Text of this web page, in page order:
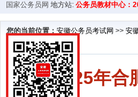
安徽公务员行测试题 在线咨询
国家公务员网 地方站: 公务员教材中心：
您的当前位置： 安徽公务员考试网 >> 安
2025年合